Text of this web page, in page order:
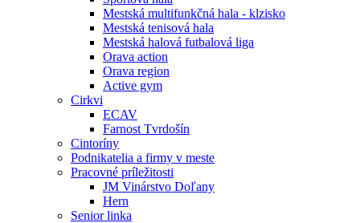
Mestská multifunkčná hala - klzisko
Mestská tenisová hala
Mestská halová futbalová liga
Orava action
Orava region
Active gym
Cirkvi
ECAV
Farnost Tvrdošín
Cintoríny
Podnikatelia a firmy v meste
Pracovné príležitosti
JM Vinárstvo Doľany
Hern
Senior linka